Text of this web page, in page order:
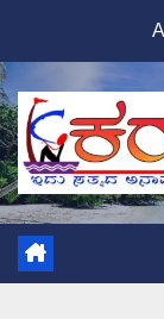
content